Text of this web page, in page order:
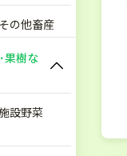
その他畜産
果樹な
設野菜